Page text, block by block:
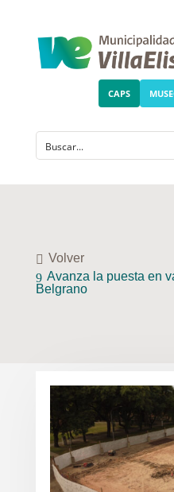
CAPS
Volver
Avanza la puesta en
Belgrano